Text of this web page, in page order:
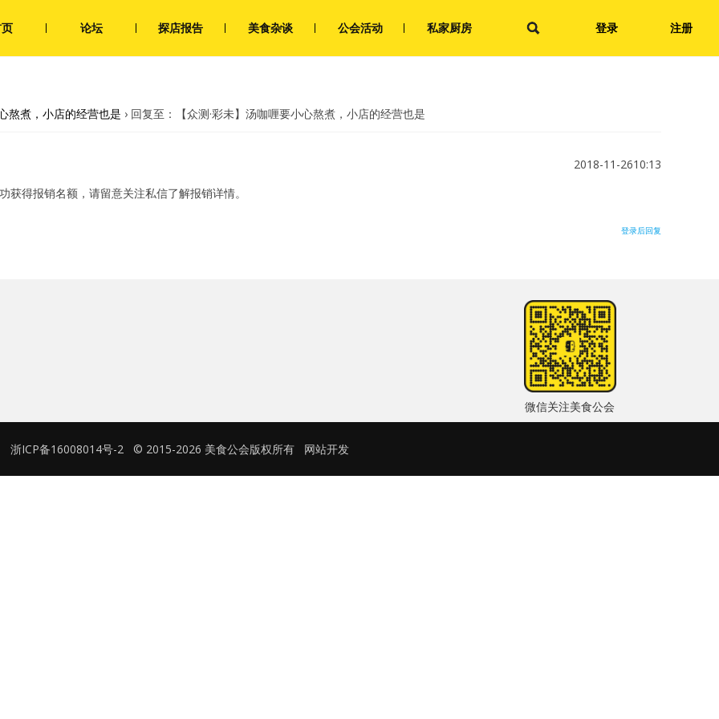
登录 注册
论坛 探店报告 美食杂谈 公会活动 私家厨房
熬煮，小店的经营也是 › 回复至：【众测·彩未】汤咖喱要小心熬煮，小店的经营也是
2018-11-2610:13
得报销名额，请留意关注私信了解报销详情。
登录后回复
微信关注美食公会
浙ICP备16008014号-2 © 2015-2026 美食公会版权所有 网站开发